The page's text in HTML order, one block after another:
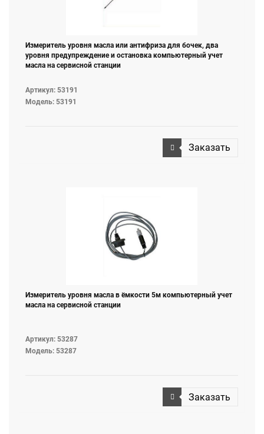
Измеритель уровня масла или антифриза для бочек, два
уровня предупреждение и остановка компьютерный учет
масла на сервисной станции
Артикул: 53191
Модель: 53191
Заказать
Измеритель уровня масла в ёмкости 5м компьютерный учет
масла на сервисной станции
Артикул: 53287
Модель: 53287
Заказать